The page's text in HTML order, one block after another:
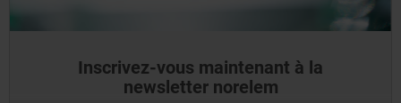
Inscrivez-vous maintenant à la
newsletter norelem